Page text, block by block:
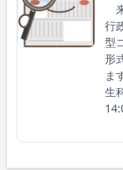
行
型
形
ま
生